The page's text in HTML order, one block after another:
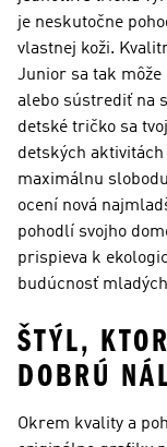
je neskutočne
vlastnej koži.
Junior sa tak môže
alebo sústrediť na
detské tričko sa
detských
maximálnu
ocení nová
pohodlí svojho
prispieva k
budúcnosť
ŠTÝL,
DOBRÚ
Okrem kvality a